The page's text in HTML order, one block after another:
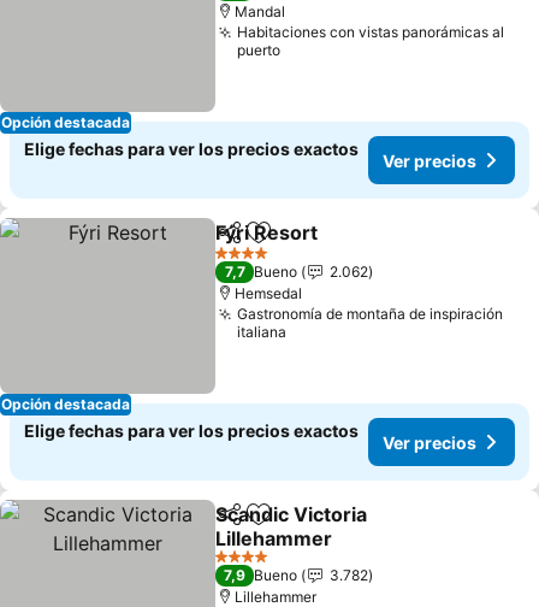
Opción destacada
Mandal
Habitaciones con vistas panorámicas al
puerto
Elige fechas para ver los precios exactos
Ver precios
Opción destacada
CompartirAgregar a favoritos
Fýri Resort
4 Estrellas
7,7 Bueno
2.062
Hemsedal
Gastronomía de montaña de inspiración
italiana
Elige fechas para ver los precios exactos
Ver precios
CompartirAgregar a favoritos
Scandic Victoria
Lillehammer
4 Estrellas
7,9 Bueno
3.782
Lillehammer